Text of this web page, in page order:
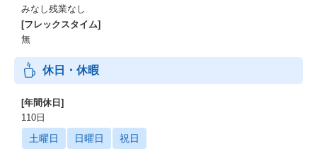
みなし残業なし
[フレックスタイム]
無
休日・休暇
[年間休日]
110日
土曜日 日曜日 祝日